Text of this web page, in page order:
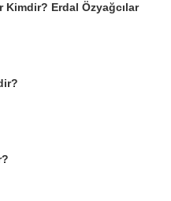
Kimdir? Erdal Özyağcılar